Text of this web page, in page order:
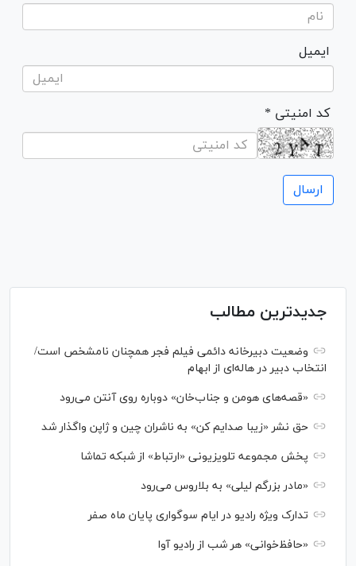
ایمیل
* کد امنیتی
جدیدترین مطالب
وضعیت دبیرخانه دائمی فیلم فجر همچنان نامشخص است/
انتخاب دبیر در هاله‌ای از ابهام
«قصه‌های هومن و جناب‌خان» دوباره روی آنتن می‌رود
حق نشر «زیبا صدایم کن» به ناشران چین و ژاپن واگذار شد
پخش مجموعه تلویزیونی «ارتباط» از شبکه تماشا
«مادر بزرگم لیلی» به بلاروس می‌رود
تدارک ویژه رادیو در ایام سوگواری پایان ماه صفر
«حافظ‌خوانی» هر شب از رادیو آوا